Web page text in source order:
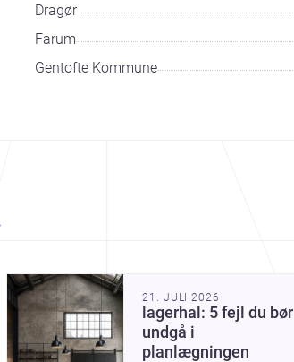
Dragør
Farum
Gentofte Kommune
21. JULI 2026
lagerhal: 5 fejl du bør
undgå i
planlægningen